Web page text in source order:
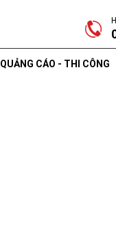
QUẢNG CÁO - THI CÔNG